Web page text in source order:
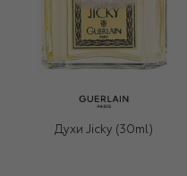
Духи Jicky (30ml)